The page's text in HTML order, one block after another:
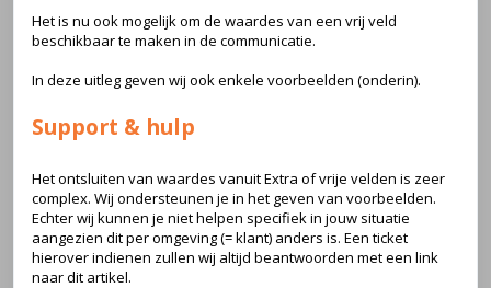
Het is nu ook mogelijk om de waardes van een vrij veld
beschikbaar te maken in de communicatie.
In deze uitleg geven wij ook enkele voorbeelden (onderin).
Support & hulp
Het ontsluiten van waardes vanuit Extra of vrije velden is zeer
complex. Wij ondersteunen je in het geven van voorbeelden.
Echter wij kunnen je niet helpen specifiek in jouw situatie
aangezien dit per omgeving (= klant) anders is. Een ticket
hierover indienen zullen wij altijd beantwoorden met een link
naar dit artikel.